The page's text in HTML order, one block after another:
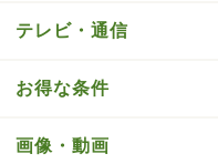
テレビ・通信
お得な条件
画像・動画